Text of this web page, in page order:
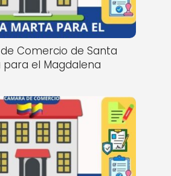
Comercio de Santa
para el Magdalena